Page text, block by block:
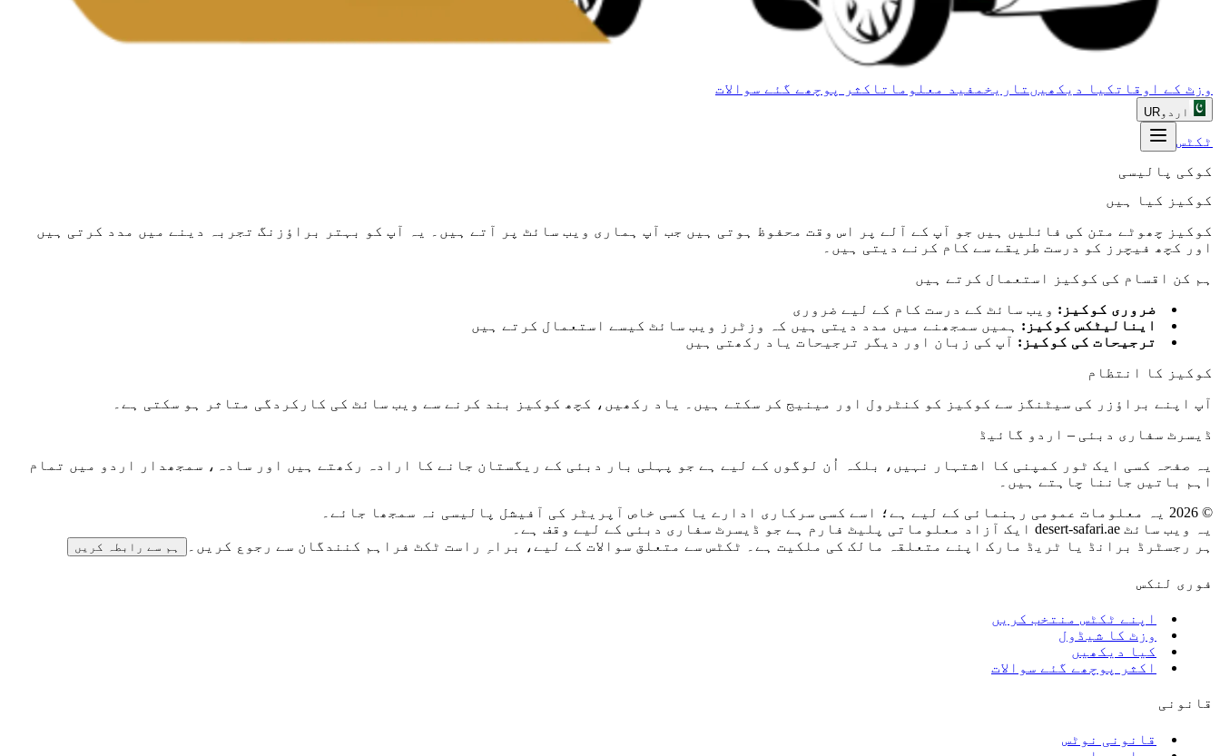
وزٹ کے اوقات کیا دیکھیں تاریخ مفید معلومات اکثر پوچھے گئے سوالات
اردو UR
ٹکٹس
کوکی پالیسی
کوکیز کیا ہیں
کوکیز چھوٹے متن کی فائلیں ہیں جو آپ کے آلے پر اس وقت محفوظ ہوتی ہیں جب آپ ہماری ویب سائٹ پر آتے ہیں۔ یہ آپ کو بہتر براؤزنگ تجربہ دینے میں مدد کرتی ہیں
اور کچھ فیچرز کو درست طریقے سے کام کرنے دیتی ہیں۔
ہم کن اقسام کی کوکیز استعمال کرتے ہیں
ضروری کوکیز : ویب سائٹ کے درست کام کے لیے ضروری
اینالیٹکس کوکیز : ہمیں سمجھنے میں مدد دیتی ہیں کہ وزٹرز ویب سائٹ کیسے استعمال کرتے ہیں
ترجیحات کی کوکیز : آپ کی زبان اور دیگر ترجیحات یاد رکھتی ہیں
کوکیز کا انتظام
آپ اپنے براؤزر کی سیٹنگز سے کوکیز کو کنٹرول اور مینیج کر سکتے ہیں۔ یاد رکھیں، کچھ کوکیز بند کرنے سے ویب سائٹ کی کارکردگی متاثر ہو سکتی ہے۔
ڈیسرٹ سفاری دبئی – اردو گائیڈ
یہ صفحہ کسی ایک ٹور کمپنی کا اشتہار نہیں، بلکہ اُن لوگوں کے لیے ہے جو پہلی بار دبئی کے ریگستان جانے کا ارادہ رکھتے ہیں اور سادہ، سمجھدار اردو میں تمام
اہم باتیں جاننا چاہتے ہیں۔
©
2026 یہ معلومات عمومی رہنمائی کے لیے ہے؛ اسے کسی سرکاری ادارے یا کسی خاص آپریٹر کی آفیشل پالیسی نہ سمجھا جائے۔
یہ ویب سائٹ desert-safari.ae ایک آزاد معلوماتی پلیٹ فارم ہے جو ڈیسرٹ سفاری دبئی کے لیے وقف ہے۔
ہر رجسٹرڈ برانڈ یا ٹریڈ مارک اپنے متعلقہ مالک کی ملکیت ہے۔ ٹکٹس سے متعلق سوالات کے لیے، براہِ راست ٹکٹ فراہم کنندگان سے رجوع کریں۔
ہم سے رابطہ کریں
فوری لنکس
اپنے ٹکٹس منتخب کریں
وزٹ کا شیڈول
کیا دیکھیں
اکثر پوچھے گئے سوالات
قانونی
قانونی نوٹس